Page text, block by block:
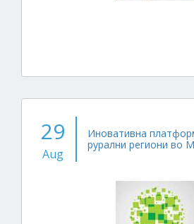
29
Aug
Иновативна
рурални региони во